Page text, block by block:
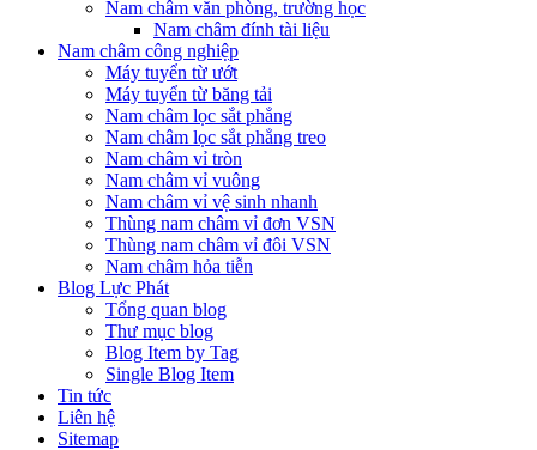
Nam châm văn phòng, trường học
Nam châm đính tài liệu
Nam châm công nghiệp
Máy tuyển từ ướt
Máy tuyển từ băng tải
Nam châm lọc sắt phẳng
Nam châm lọc sắt phẳng treo
Nam châm vỉ tròn
Nam châm vỉ vuông
Nam châm vỉ vệ sinh nhanh
Thùng nam châm vỉ đơn VSN
Thùng nam châm vỉ đôi VSN
Nam châm hỏa tiễn
Blog Lực Phát
Tổng quan blog
Thư mục blog
Blog Item by Tag
Single Blog Item
Tin tức
Liên hệ
Sitemap